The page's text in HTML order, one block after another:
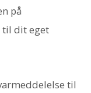
på
til dit eget
til